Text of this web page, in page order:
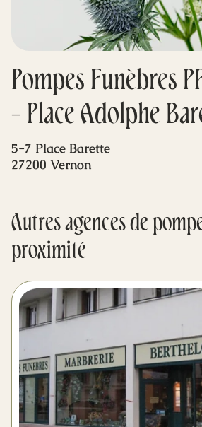
Mes dernières
Pompes Funèbres
- Place Adolphe
5-7 Place Barette
27200 Vernon
Autres agences de
proximité